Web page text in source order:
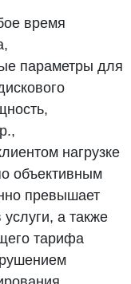
время
параметры для
нагрузке
объективным
превышает
а также
тарифа